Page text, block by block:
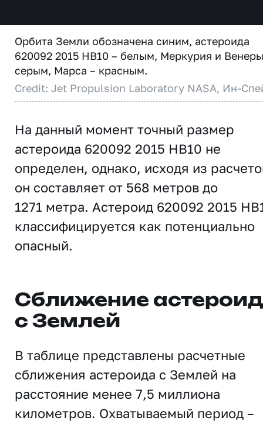
Орбита Земли обозначена синим, астероида
620092 2015 HB10 – белым, Меркурия и
серым, Марса – красным.
Credit: Jet Propulsion Laboratory NASA, Ин-
На данный момент точный размер
астероида 620092 2015 HB10 не
определен, однако, исходя из
он составляет от 568 метров до
1271 метра. Астероид 620092 2015
классифицируется как потенциально
опасный.
Сближение
с Землей
В таблице представлены расчетные
сближения астероида с Землей на
расстояние менее 7,5 миллиона
километров. Охватываемый период –